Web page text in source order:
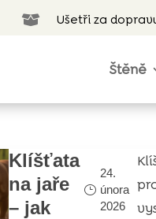
 Ušetři za
Štěně
Klíšťata
na jaře
– jak
24.
února
2026